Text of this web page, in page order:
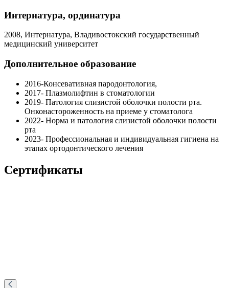
Интернатура, ординатура
2008, Интернатура, Владивостокский государственный
медицинский университет
Дополнительное образование
2016-Консевативная пародонтология,
2017- Плазмолифтин в стоматологии
2019- Патология слизистой оболочки полости рта.
Онконастороженность на приеме у стоматолога
2022- Норма и патология слизистой оболочки полости
рта
2023- Профессиональная и индивидуальная гигиена на
этапах ортодонтического лечения
Сертификаты